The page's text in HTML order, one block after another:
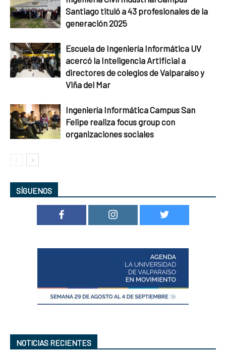
Santiago tituló a 43 profesionales de la
generación 2025
Escuela de Ingeniería Informática UV
acercó la Inteligencia Artificial a
directores de colegios de Valparaíso y
Viña del Mar
Ingeniería Informática Campus San
Felipe realiza focus group con
organizaciones sociales
SÍGUENOS
NOTICIAS RECIENTES